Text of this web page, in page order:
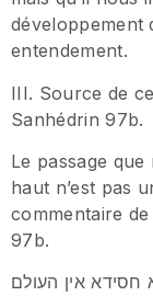
développement
entendement.
III. Source de
Sanhédrin 97b.
Le passage
haut n’est pas
commentaire
97b.
אין העולם